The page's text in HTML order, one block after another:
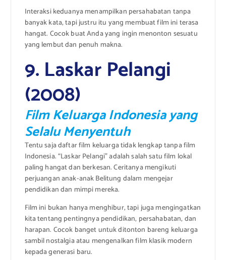
Interaksi keduanya menampilkan persahabatan tanpa
banyak kata, tapi justru itu yang membuat film ini terasa
hangat. Cocok buat Anda yang ingin menonton sesuatu
yang lembut dan penuh makna.
9. Laskar Pelangi
(2008)
Film Keluarga Indonesia yang
Selalu Menyentuh
Tentu saja daftar film keluarga tidak lengkap tanpa film
Indonesia. “Laskar Pelangi” adalah salah satu film lokal
paling hangat dan berkesan. Ceritanya mengikuti
perjuangan anak-anak Belitung dalam mengejar
pendidikan dan mimpi mereka.
Film ini bukan hanya menghibur, tapi juga mengingatkan
kita tentang pentingnya pendidikan, persahabatan, dan
harapan. Cocok banget untuk ditonton bareng keluarga
sambil nostalgia atau mengenalkan film klasik modern
kepada generasi baru.